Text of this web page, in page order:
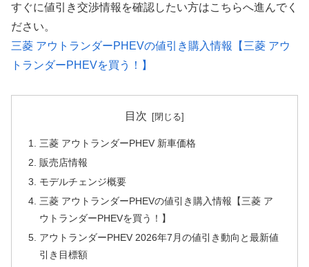
すぐに値引き交渉情報を確認したい方はこちらへ進んでく
ださい。
三菱 アウトランダーPHEVの値引き購入情報【三菱 アウ
トランダーPHEVを買う！】
目次
三菱 アウトランダーPHEV 新車価格
販売店情報
モデルチェンジ概要
三菱 アウトランダーPHEVの値引き購入情報【三菱 ア
ウトランダーPHEVを買う！】
アウトランダーPHEV 2026年7月の値引き動向と最新値
引き目標額